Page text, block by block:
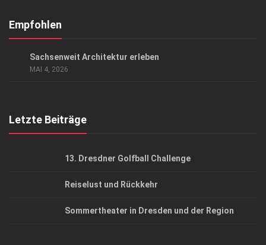
Kontakt, Impressum
Empfohlen
Sachsenweit Architektur erleben
MAI 4, 2026
Letzte Beiträge
13. Dresdner Golfball Challenge
Reiselust und Rückkehr
Sommertheater in Dresden und der Region